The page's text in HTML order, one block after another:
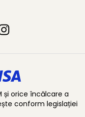
și orice încălcare a
conform legislației